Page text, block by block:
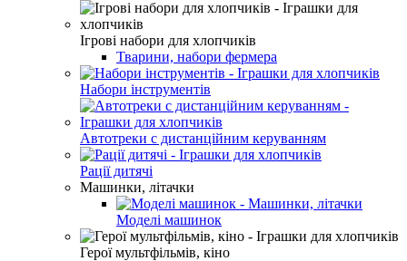
Ігрові набори для хлопчиків
Тварини, набори фермера
Набори інструментів
Автотреки с дистанційним керуванням
Рації дитячі
Машинки, літачки
Моделі машинок
Герої мультфільмів, кіно